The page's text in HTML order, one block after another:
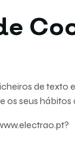
de texto
seus